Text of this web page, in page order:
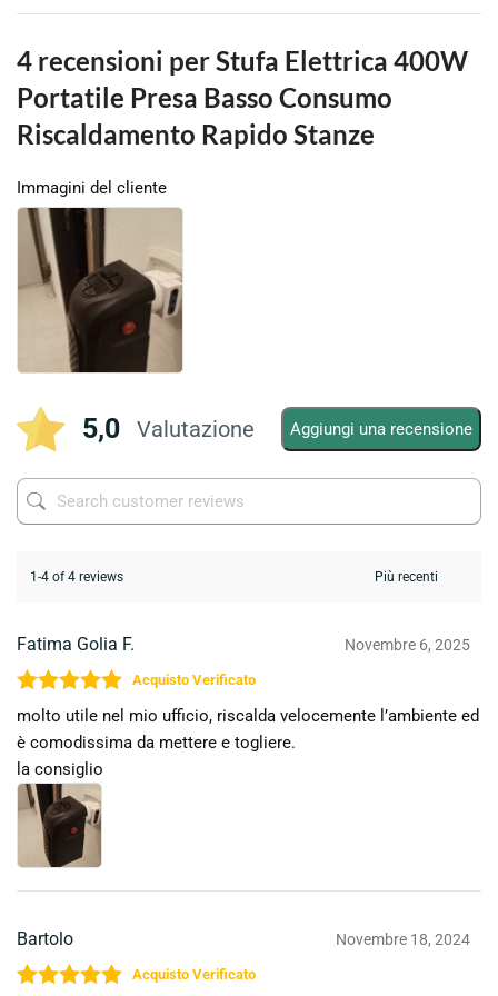
4 recensioni perStufa Elettrica 400W
Portatile Presa Basso Consumo
Riscaldamento Rapido Stanze
Immagini del cliente
5,0 Valutazione Aggiungi una recensione
1-4 of 4 reviews
Fatima Golia F. Novembre 6, 2025
Valutato5 su 5
molto utile nel mio ufficio, riscalda velocemente l’ambiente ed
è comodissima da mettere e togliere.
la consiglio
Bartolo Novembre 18, 2024